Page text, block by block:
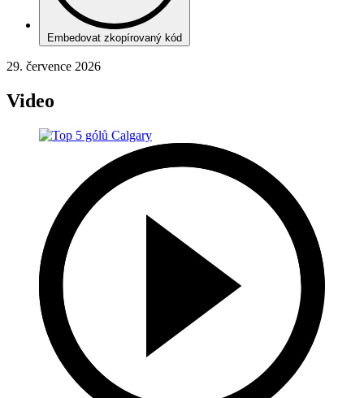
Embedovat zkopírovaný kód
29. července 2026
Video